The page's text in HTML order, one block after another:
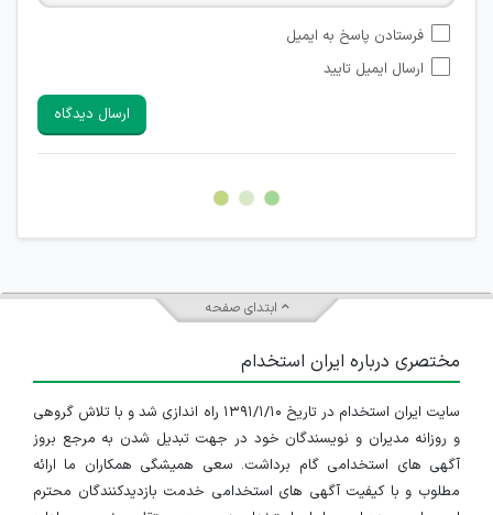
شبکه های مجازی ارتباطی می باشند وجود ندارد.
امکان تأیید نظرات کاربرانی که به هر طریقی قصد مأیوس کردن
هرگونه تحریک، تحقیر و کنایه به سایر افراد (مسئول و غیر مسئول)
غیر مجاز می باشد.
امکان هماهنگی برای هرگونه ملاقات حضوری چه به صورت دسته
فرستادن پاسخ به ایمیل
ارسال ایمیل تایید
ارسال دیدگاه
ابتدای صفحه
مختصری درباره ایران استخدام
سایت ایران استخدام در تاریخ ۱۳۹۱/۱/۱۰ راه اندازی شد و با تلاش گروهی
و روزانه مدیران و نویسندگان خود در جهت تبدیل شدن به مرجع بروز
آگهی های استخدامی گام برداشت. سعی همیشگی همکاران ما ارائه
مطلوب و با کیفیت آگهی های استخدامی خدمت بازدیدکنندگان محترم